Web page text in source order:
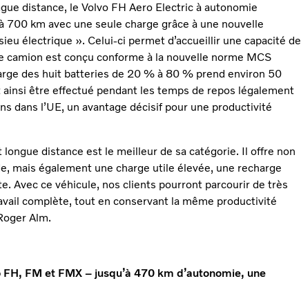
distance, le Volvo FH Aero Electric à autonomie
700 km avec une seule charge grâce à une nouvelle
électrique ». Celui-ci permet d’accueillir une capacité de
est conçu conforme à la nouvelle norme MCS
des huit batteries de 20 % à 80 % prend environ 50
être effectué pendant les temps de repos légalement
dans l’UE, un avantage décisif pour une productivité
distance est le meilleur de sa catégorie. Il offre non
mais également une charge utile élevée, une recharge
Avec ce véhicule, nos clients pourront parcourir de très
complète, tout en conservant la même productivité
Alm.
FM et FMX – jusqu’à 470 km d’autonomie, une